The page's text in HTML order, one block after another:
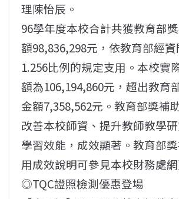
理陳怡辰。
96學年度本校合計共獲教育部
額98,836,298元，依教育部經資
1.256比例的規定支用。本校實
額為106,194,860元，超出教育
金額7,358,562元。教育部獎補
改善本校師資、提升教師教學
學習效能，成效顯著。教育部
用成效說明可參見本校財務處網
◎TQC證照檢測優惠登場